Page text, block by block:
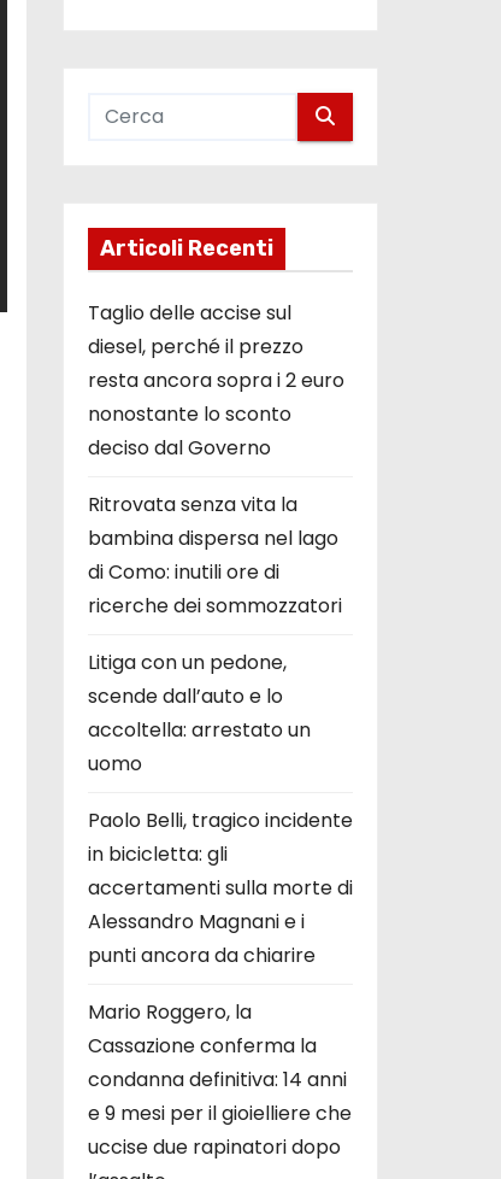
Articoli Recenti
Taglio delle accise sul
diesel, perché il prezzo
resta ancora sopra i 2 euro
nonostante lo sconto
deciso dal Governo
Ritrovata senza vita la
bambina dispersa nel lago
di Como: inutili ore di
ricerche dei sommozzatori
Litiga con un pedone,
scende dall’auto e lo
accoltella: arrestato un
uomo
Paolo Belli, tragico incidente
in bicicletta: gli
accertamenti sulla morte di
Alessandro Magnani e i
punti ancora da chiarire
Mario Roggero, la
Cassazione conferma la
condanna definitiva: 14 anni
e 9 mesi per il gioielliere che
uccise due rapinatori dopo